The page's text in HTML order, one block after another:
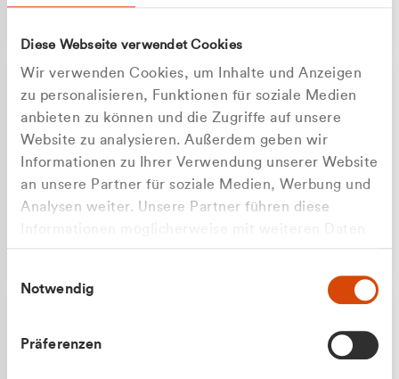
Diese Webseite verwendet Cookies
Wir verwenden Cookies, um Inhalte und Anzeigen
zu personalisieren, Funktionen für soziale Medien
anbieten zu können und die Zugriffe auf unsere
Website zu analysieren. Außerdem geben wir
Informationen zu Ihrer Verwendung unserer Website
an unsere Partner für soziale Medien, Werbung und
Analysen weiter. Unsere Partner führen diese
gesammelt haben.
Notwendig
Präferenzen
Apilash Balanesan